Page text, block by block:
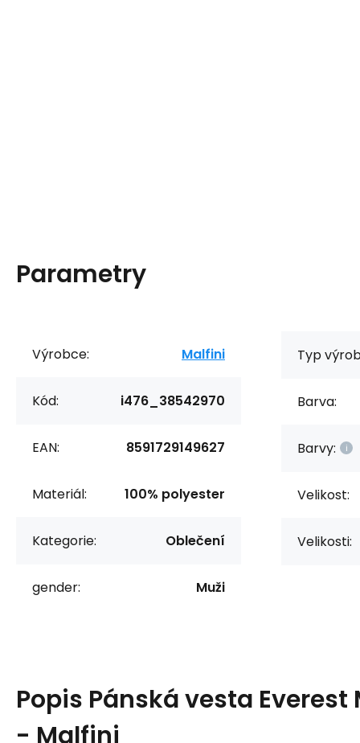
Parametry
Výrobce: Malfini
Kód: i476_38542970
EAN: 8591729149627
Materiál: 100% polyester
Kategorie: Oblečení
gender: Muži
Typ
Barva:
Barvy:
Velikost:
Velikosti:
Popis Pánská vesta Everest
- Malfini